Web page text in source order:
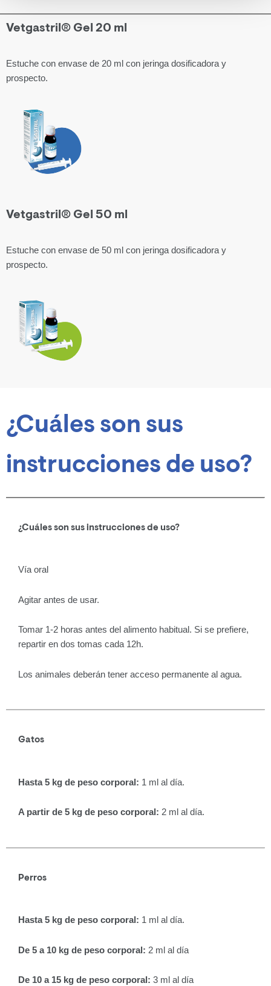
Vetgastril® Gel 20 ml
Estuche con envase de 20 ml con jeringa dosificadora y
prospecto.
Vetgastril® Gel 50 ml
Estuche con envase de 50 ml con jeringa dosificadora y
prospecto.
¿Cuáles son sus
instrucciones de uso?
¿Cuáles son sus instrucciones de uso?
Vía oral
Agitar antes de usar.
Tomar 1-2 horas antes del alimento habitual. Si se prefiere,
repartir en dos tomas cada 12h.
Los animales deberán tener acceso permanente al agua.
Gatos
Hasta 5 kg de peso corporal: 1 ml al día.
A partir de 5 kg de peso corporal: 2 ml al día.
Perros
Hasta 5 kg de peso corporal: 1 ml al día.
De 5 a 10 kg de peso corporal: 2 ml al día
De 10 a 15 kg de peso corporal: 3 ml al día